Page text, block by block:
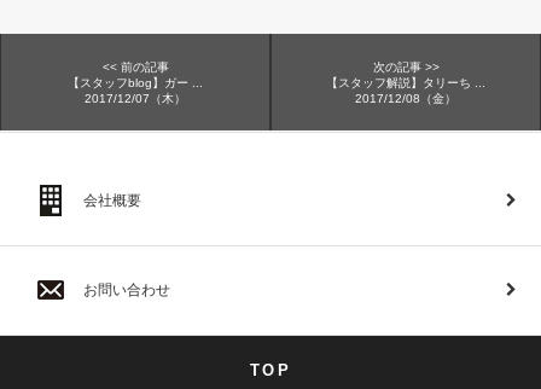
<< 前の記事
【スタッフblog】ガー ...
2017/12/07（木）
次の記事 >>
【スタッフ解説】タリーち ...
2017/12/08（金）
会社概要
お問い合わせ
TOP